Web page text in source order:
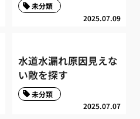
2025.07.09
未分類
水道水漏れ原因見えな
い敵を探す
2025.07.07
未分類